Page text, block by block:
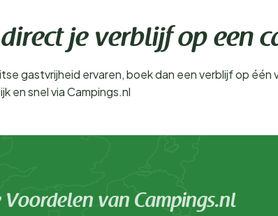
je verblijf op een
gastvrijheid ervaren, boek dan een verblijf op
en snel via Campings.nl
Voordelen van Campings.nl